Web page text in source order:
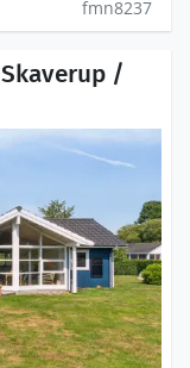
fmn8237
/